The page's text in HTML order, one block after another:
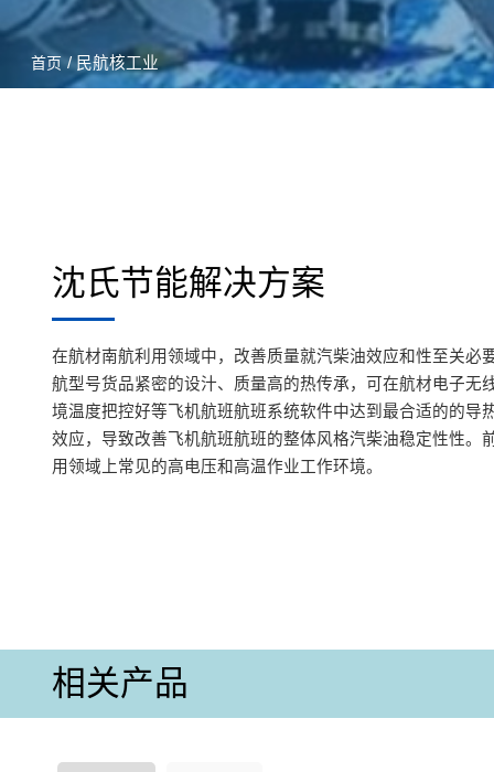
首页 / 民航核工业
沈氏节能解决方案
在航材南航利用领域中，改善质量就汽柴油效应和性至关必
航型号货品紧密的设汁、质量高的热传承，可在航材电子无
境温度把控好等飞机航班航班系统软件中达到最合适的的导
效应，导致改善飞机航班航班的整体风格汽柴油稳定性性。
用领域上常见的高电压和高温作业工作环境。
相关产品